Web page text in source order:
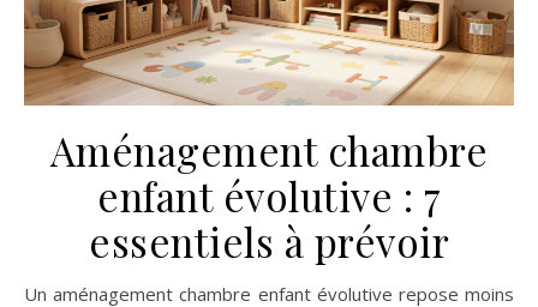
Aménagement chambre
enfant évolutive : 7
essentiels à prévoir
Un aménagement chambre enfant évolutive repose moins